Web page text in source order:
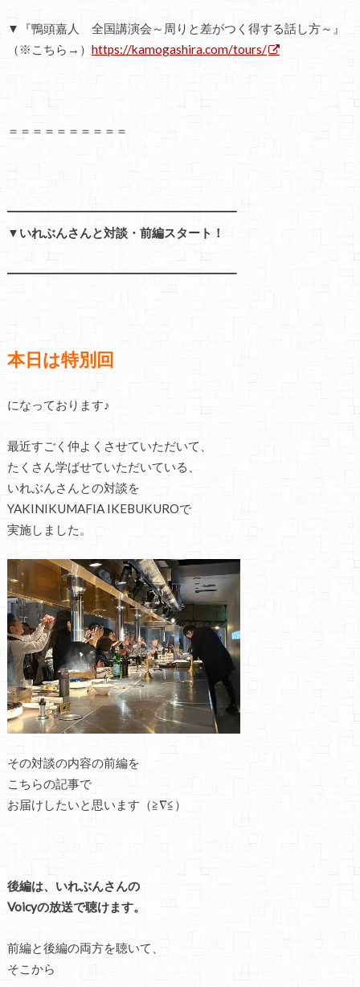
▼『鴨頭嘉人 全国講演会～周りと差がつく得する話し方～』
（※こちら→） https://kamogashira.com/tours/
＝＝＝＝＝＝＝＝＝＝
━━━━━━━━━━━━━━━━━━━
▼いれぶんさんと対談・前編スタート！
━━━━━━━━━━━━━━━━━━━
本日は特別回
になっております♪
最近すごく仲よくさせていただいて、
たくさん学ばせていただいている、
いれぶんさんとの対談を
YAKINIKUMAFIA IKEBUKUROで
実施しました。
その対談の内容の前編を
こちらの記事で
お届けしたいと思います（≧∇≦）
後編は、いれぶんさんの
Voicyの放送で聴けます。
前編と後編の両方を聴いて、
そこから